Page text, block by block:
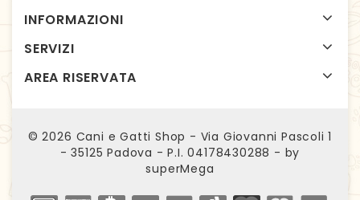
INFORMAZIONI
SERVIZI
AREA RISERVATA
© 2026 Cani e Gatti Shop - Via Giovanni Pascoli 1
- 35125 Padova - P.I. 04178430288 - by
superMega